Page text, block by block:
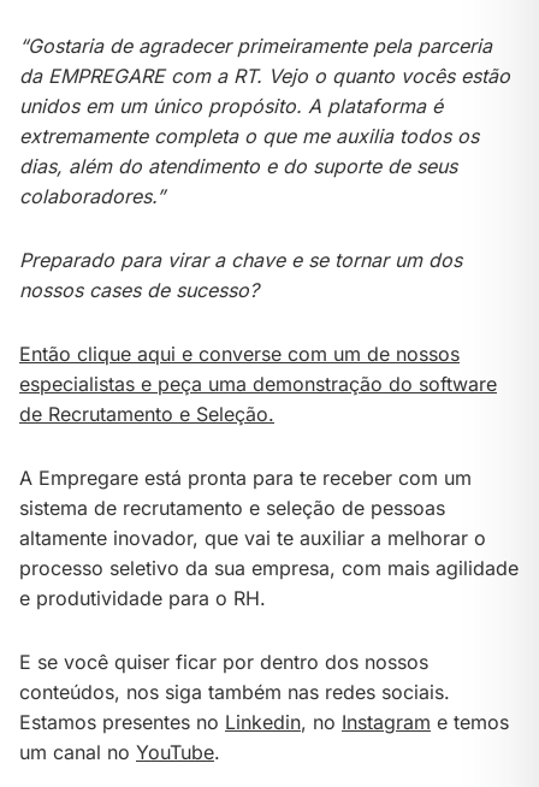
“Gostaria de agradecer primeiramente pela parceria
da EMPREGARE com a RT. Vejo o quanto vocês estão
unidos em um único propósito. A plataforma é
extremamente completa o que me auxilia todos os
dias, além do atendimento e do suporte de seus
colaboradores.”
Preparado para virar a chave e se tornar um dos
nossos cases de sucesso?
Então clique aqui e converse com um de nossos
especialistas e peça uma demonstração do software
de Recrutamento e Seleção.
A Empregare está pronta para te receber com um
sistema de recrutamento e seleção de pessoas
altamente inovador, que vai te auxiliar a melhorar o
processo seletivo da sua empresa, com mais agilidade
e produtividade para o RH.
E se você quiser ficar por dentro dos nossos
conteúdos, nos siga também nas redes sociais.
Estamos presentes no Linkedin, no Instagram e temos
um canal no YouTube.